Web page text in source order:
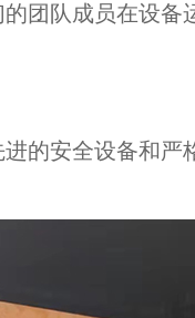
团队成员在设备
的安全设备和严